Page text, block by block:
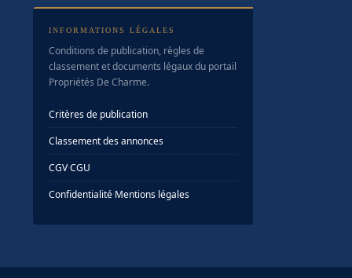
INFORMATIONS LÉGALES
Conditions de publication, règles de
classement et documents légaux du portail
Propriétés De Charme.
Critères de publication
Classement des annonces
CGV·CGU
Confidentialité·Mentions légales